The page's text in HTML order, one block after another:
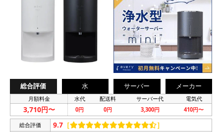
総合評価 水 サーバー メーカー
月額料金 水代 配送料 サーバー代 電気代
3,710円〜 0円 0円 3,300円 410円〜
総合評価 9.7 ［ ］